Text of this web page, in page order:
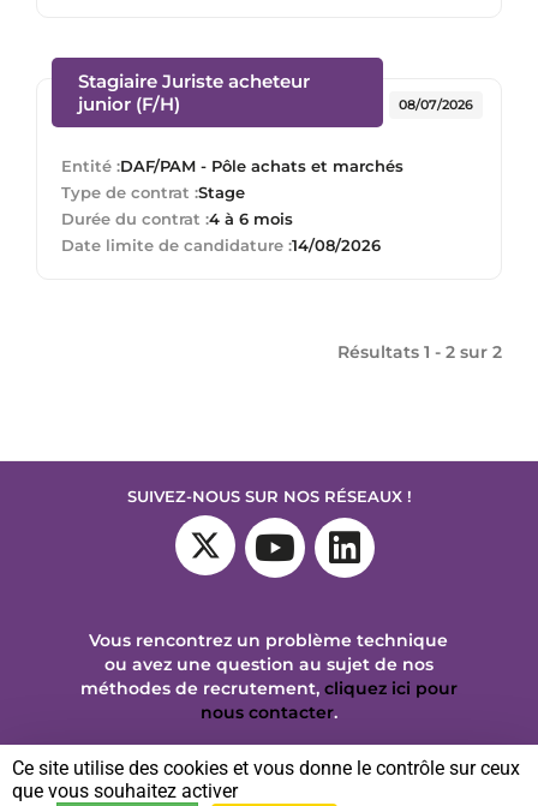
Stagiaire Juriste acheteur
junior (F/H)
Entité :DAF/PAM - Pôle achats et marchés
Type de contrat :Stage
Durée du contrat :4 à 6 mois
08/07/2026
Date limite de candidature :14/08/2026
Résultats 1 - 2 sur 2
SUIVEZ-NOUS SUR NOS RÉSEAUX !
Vous rencontrez un problème technique
ou avez une question au sujet de nos
méthodes de recrutement, cliquez ici pour
nous contacter.
© 2026 ANSM — Agence nationale de sécurité du médicament
Politique de confidentialité
Ce site utilise des cookies et vous donne le contrôle sur ceux
que vous souhaitez activer